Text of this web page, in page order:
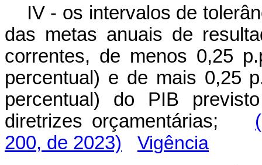
IV - os intervalos de
das metas anuais de
correntes, de menos 0,25
percentual) e de mais 0,25
percentual) do PIB
diretrizes orçamentárias;
200, de 2023)
Vigência